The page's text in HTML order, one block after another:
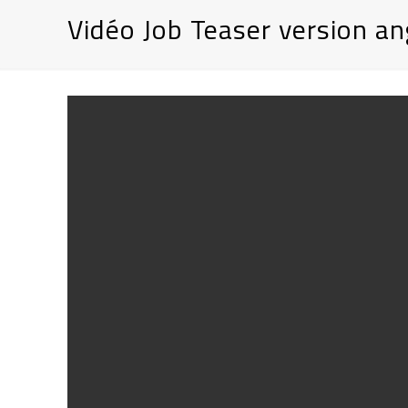
Vidéo Job Teaser version